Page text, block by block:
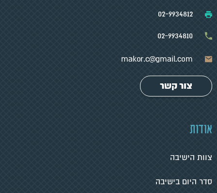
02-9934812
02-9934810
makor.c@gmail.com
צור קשר
אודות
צוות הישיבה
סדר היום בישיבה